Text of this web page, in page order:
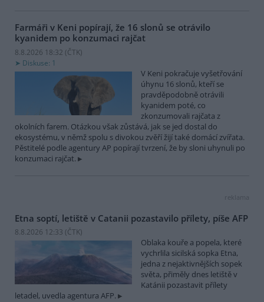
Farmáři v Keni popírají, že 16 slonů se otrávilo
kyanidem po konzumaci rajčat
8.8.2026 18:32 (ČTK)
Diskuse: 1
V Keni pokračuje vyšetřování
úhynu 16 slonů, kteří se
pravděpodobně otrávili
kyanidem poté, co
zkonzumovali rajčata z
okolních farem. Otázkou však zůstává, jak se jed dostal do
ekosystému, v němž spolu s divokou zvěří žijí také domácí zvířata.
Pěstitelé podle agentury AP popírají tvrzení, že by sloni uhynuli po
konzumaci rajčat.
reklama
Etna soptí, letiště v Catanii pozastavilo přílety, píše AFP
8.8.2026 12:33 (ČTK)
Oblaka kouře a popela, které
vychrlila sicilská sopka Etna,
jedna z nejaktivnějších sopek
světa, přiměly dnes letiště v
Katánii pozastavit přílety
letadel, uvedla agentura AFP.